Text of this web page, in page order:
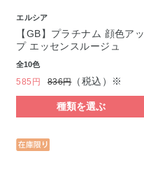
エルシア
【GB】プラチナム 顔色アッ
プ エッセンスルージュ
全10色
585円 836円（税込）※
種類を選ぶ